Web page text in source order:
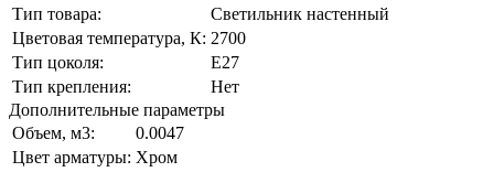
Тип товара:
Светильник настенный
Цветовая температура, К: 2700
Тип цоколя:
E27
Тип крепления:
Нет
Дополнительные параметры
Объем, м3:
0.0047
Цвет арматуры: Хром